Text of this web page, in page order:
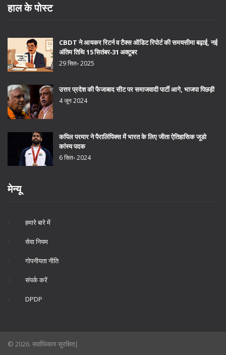
हाल के पोस्ट
CBDT ने आयकर रिटर्न व टैक्स ऑडिट रिपोर्ट की समयसीमा बढ़ाई, नई
अंतिम तिथि 15 सितंबर‑31 अक्टूबर
29 सित॰ 2025
उत्तर प्रदेश की फैजाबाद सीट पर समाजवादी पार्टी आगे, भाजपा पिछड़ी
4 जून 2024
कपिल परमार ने पैरालिंपिक्स में भारत के लिए जीता ऐतिहासिक जूडो
कांस्य पदक
6 सित॰ 2024
मेन्यू
हमारे बारे में
सेवा नियम
गोपनीयता नीति
संपर्क करें
DPDP
© 2026. सर्वाधिकार सुरक्षित|